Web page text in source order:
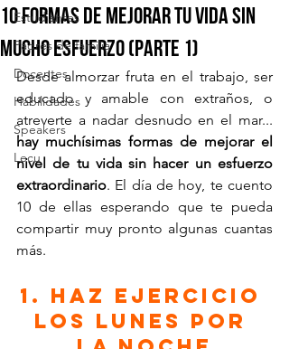
Estudiantes
Padres de familia
Docentes
Habilidades
Speakers
Lecu
10 formas de mejorar tu vida sin
mucho esfuerzo (Parte 1)
Desde almorzar fruta en el trabajo, ser
educado y amable con extraños, o
hay muchísimas formas de mejorar el
nivel de tu vida sin hacer un esfuerzo
extraordinario. El día de hoy, te cuento
10 de ellas esperando que te pueda
compartir muy pronto algunas cuantas
más.
1. Haz ejercicio
los lunes por